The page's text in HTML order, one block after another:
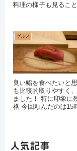
料理の様子も見るこ
グルメ
良い鮨を食べたいと
も比較的取りやすく
ました！ 特に印象に
格 今回頼んだのは15
人気記事